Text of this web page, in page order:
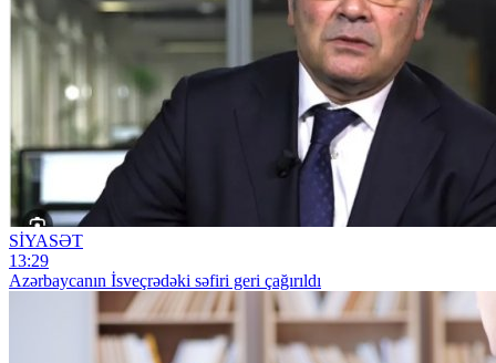
SİYASƏT
13:29
Azərbaycanın İsveçrədəki səfiri geri çağırıldı